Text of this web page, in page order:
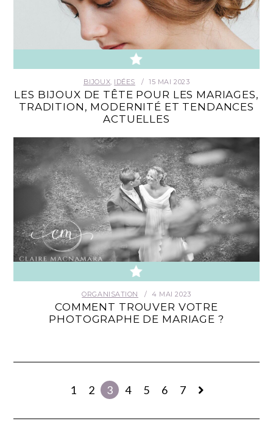
BIJOUX IDÉES 15 MAI 2023
LES BIJOUX DE TÊTE POUR LES MARIAGES,
TRADITION, MODERNITÉ ET TENDANCES
ACTUELLES
ORGANISATION 4 MAI 2023
COMMENT TROUVER VOTRE
PHOTOGRAPHE DE MARIAGE ?
1 2 3 4 5 6 7